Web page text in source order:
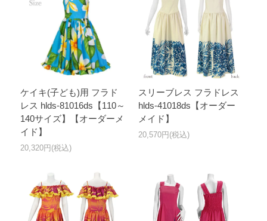
ケイキ(子ども)用 フラド
レス hlds-81016ds【110～
140サイズ】【オーダーメ
イド】
20,320円(税込)
スリーブレス フラドレス
hlds-41018ds【オーダー
メイド】
20,570円(税込)